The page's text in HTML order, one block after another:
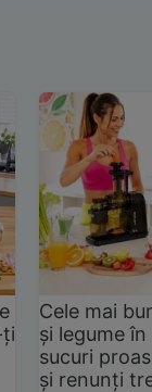
Cele mai
și legume
sucuri
și renunți